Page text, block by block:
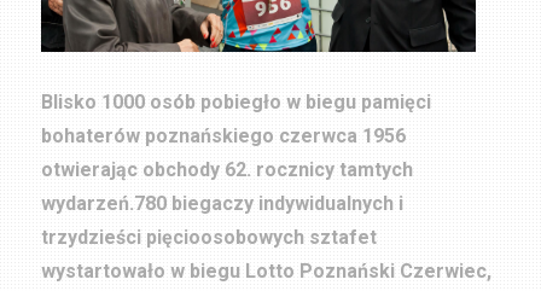
Blisko 1000 osób pobiegło w biegu pamięci
bohaterów poznańskiego czerwca 1956
otwierając obchody 62. rocznicy tamtych
wydarzeń.780 biegaczy indywidualnych i
trzydzieści pięcioosobowych sztafet
wystartowało w biegu Lotto Poznański Czerwiec,